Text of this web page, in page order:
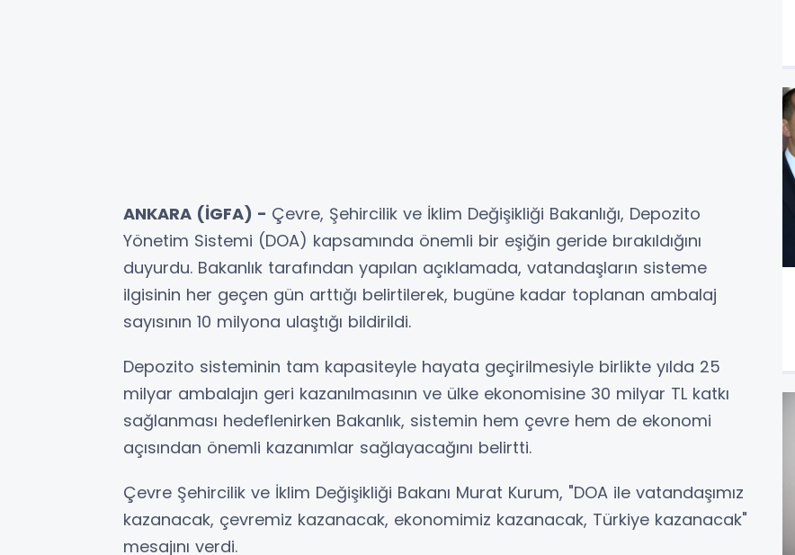
ANKARA (İGFA) - Çevre, Şehircilik ve İklim Değişikliği Bakanlığı, Depozito
Yönetim Sistemi (DOA) kapsamında önemli bir eşiğin geride bırakıldığını
duyurdu. Bakanlık tarafından yapılan açıklamada, vatandaşların sisteme
ilgisinin her geçen gün arttığı belirtilerek, bugüne kadar toplanan ambalaj
sayısının 10 milyona ulaştığı bildirildi.
Depozito sisteminin tam kapasiteyle hayata geçirilmesiyle birlikte yılda 25
milyar ambalajın geri kazanılmasının ve ülke ekonomisine 30 milyar TL katkı
sağlanması hedeflenirken Bakanlık, sistemin hem çevre hem de ekonomi
açısından önemli kazanımlar sağlayacağını belirtti.
Çevre Şehircilik ve İklim Değişikliği Bakanı Murat Kurum, "DOA ile vatandaşımız
kazanacak, çevremiz kazanacak, ekonomimiz kazanacak, Türkiye kazanacak"
mesajını verdi.